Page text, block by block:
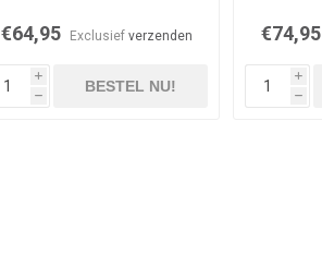
€64,95 Exclusief verzenden
i
h
BESTEL NU!
€74,95
i
h